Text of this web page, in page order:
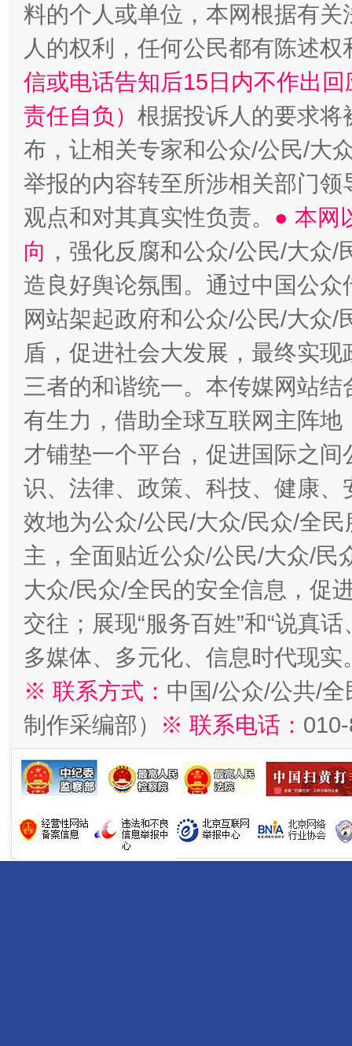
东山县通报“牛蛙产品抗生素超标问题” 法
千年窑火 生生不息 一
揭开“小金库”的免责幌子
受贿1.44亿！段成刚被判无期 从幼
料的个人或单位，本网根据有
人的权利，任何公民都有陈述
信或电话告知后15日内不作出
责任自负） 根据投诉人的要求将
布，让相关专家和公众/公民/大
举报的内容转至所涉相关部门
观点和对其真实性负责。 ● 本网
向 ，强化反腐和公众/公民/大众
造良好舆论氛围。通过中国公
网站架起政府和公众/公民/大众
盾，促进社会大发展，最终实
三者的和谐统一。本传媒网站
有生力，借助全球互联网主阵
才铺垫一个平台，促进国际之
识、法律、政策、科技、健康
效地为公众/公民/大众/民众/全
主，全面贴近公众/公民/大众/民
大众/民众/全民的安全信息，促
交往；展现“服务百姓”和“说真
多媒体、多元化、信息时代现实
※ 联系方式： 中国/公众/公共/
制作采编部）
※ 联系电话：